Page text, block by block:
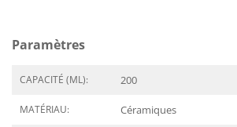
Paramètres
CAPACITÉ (ML): 200
MATÉRIAU: Céramiques